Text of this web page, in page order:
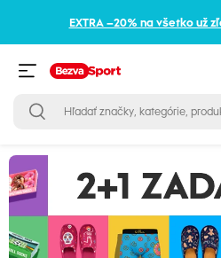
EXTRA –20% na všetko už